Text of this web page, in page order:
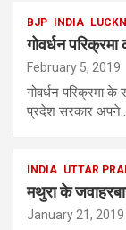
BJP INDIA
गोवर्धन
February 5, 2019
गोवर्धन परिक्रमा के
प्रदेश सरकार अपने…
INDIA UTTAR
मथुरा के
January 21, 2019